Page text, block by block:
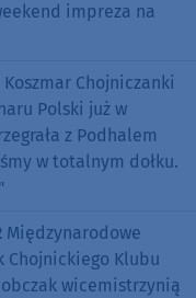
impreza na
Koszmar Chojniczanki
Polski już w
z Podhalem
w totalnym dołku.
Międzynarodowe
Chojnickiego Klubu
wicemistrzynią